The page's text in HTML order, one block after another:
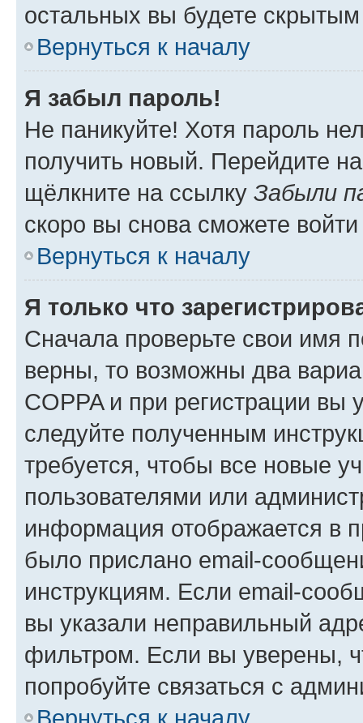
остальных вы будете
Вернуться к началу
Я забыл пароль!
Не паникуйте! Хотя пароль
получить новый. Перейдите
щёлкните на ссылку Забыли
скоро вы снова сможете
Вернуться к началу
Я только что
Сначала проверьте свои имя
верны, то возможны два
COPPA и при регистрации вы
следуйте полученным
требуется, чтобы все новые
пользователями или
информация отображается в
было прислано email-
инструкциям. Если email-
вы указали неправильный
фильтром. Если вы уверены,
попробуйте связаться с
Вернуться к началу